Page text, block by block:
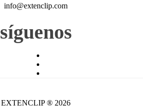
info@extenclip.com
síguenos
EXTENCLIP ® 2026